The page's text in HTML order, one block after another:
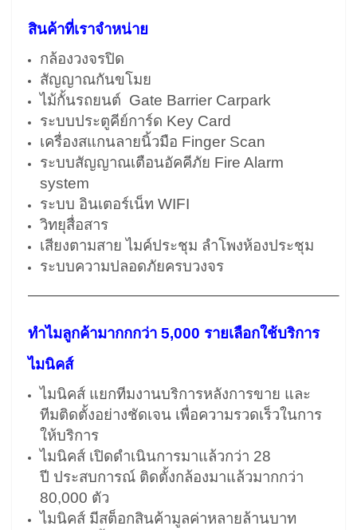
สินค้าที่เราจำหน่าย
กล้องวงจรปิด
สัญญาณกันขโมย
ไม้กั้นรถยนต์ Gate Barrier Carpark
ระบบประตูคีย์การ์ด Key Card
เครื่องสแกนลายนิ้วมือ Finger Scan
ระบบสัญญาณเตือนอัคคีภัย Fire Alarm
system
ระบบ อินเตอร์เน็ท WIFI
วิทยุสื่อสาร
เสียงตามสาย ไมค์ประชุม ลำโพงห้องประชุม
ระบบความปลอดภัยครบวงจร
————————————————————–
ทำไมลูกค้ามากกกว่า 5,000 รายเลือกใช้บริการ
ไมนิคส์
ไมนิคส์ แยกทีมงานบริการหลังการขาย และ
ทีมติดตั้งอย่างชัดเจน เพื่อความรวดเร็วในการ
ให้บริการ
ไมนิคส์ เปิดดำเนินการมาแล้วกว่า 28
ปี ประสบการณ์ ติดตั้งกล้องมาแล้วมากกว่า
80,000 ตัว
ไมนิคส์ มีสต็อกสินค้ามูลค่าหลายล้านบาท